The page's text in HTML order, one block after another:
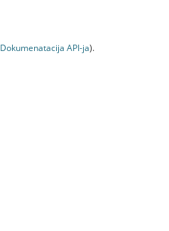
Dokumenаtаcijа API-jа).